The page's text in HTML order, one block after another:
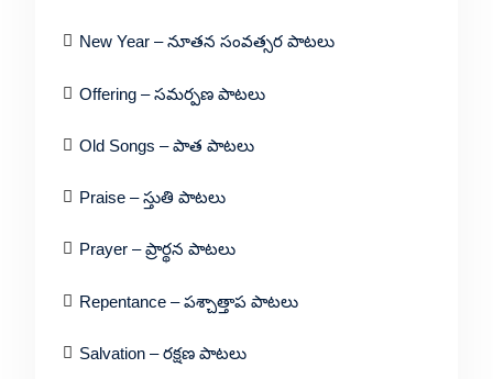
New Year – నూతన సంవత్సర పాటలు
Offering – సమర్పణ పాటలు
Old Songs – పాత పాటలు
Praise – స్తుతి పాటలు
Prayer – ప్రార్థన పాటలు
Repentance – పశ్చాత్తాప పాటలు
Salvation – రక్షణ పాటలు